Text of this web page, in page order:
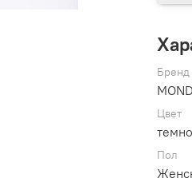
Бренд
Цвет
Пол